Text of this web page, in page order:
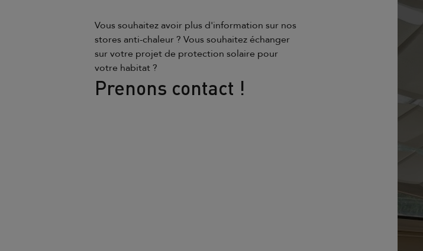
Vous souhaitez avoir plus d'information sur nos
stores anti-chaleur ? Vous souhaitez échanger
sur votre projet de protection solaire pour
votre habitat ?
Prenons contact !